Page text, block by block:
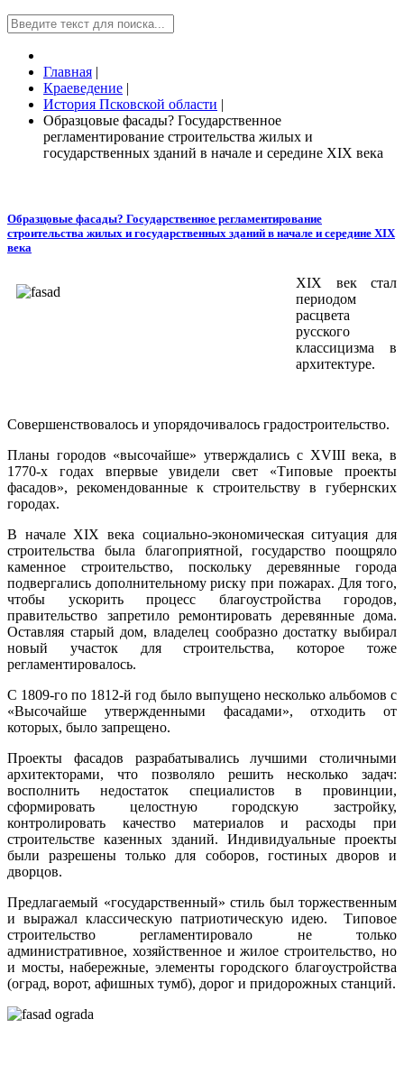
Главная |
Краеведение |
История Псковской области |
Образцовые фасады? Государственное
регламентирование строительства жилых и
государственных зданий в начале и середине XIX века
Образцовые фасады? Государственное регламентирование
строительства жилых и государственных зданий в начале и середине XIX
века
XIX век стал
периодом
расцвета
русского
классицизма в
архитектуре.
Совершенствовалось и упорядочивалось градостроительство.
Планы городов «высочайше» утверждались с XVIII века, в
1770-х годах впервые увидели свет «Типовые проекты
фасадов», рекомендованные к строительству в губернских
городах.
В начале XIX века социально-экономическая ситуация для
строительства была благоприятной, государство поощряло
каменное строительство, поскольку деревянные города
подвергались дополнительному риску при пожарах. Для того,
чтобы ускорить процесс благоустройства городов,
правительство запретило ремонтировать деревянные дома.
Оставляя старый дом, владелец сообразно достатку выбирал
новый участок для строительства, которое тоже
регламентировалось.
С 1809-го по 1812-й год было выпущено несколько альбомов с
«Высочайше утвержденными фасадами», отходить от
которых, было запрещено.
Проекты фасадов разрабатывались лучшими столичными
архитекторами, что позволяло решить несколько задач:
восполнить недостаток специалистов в провинции,
сформировать целостную городскую застройку,
контролировать качество материалов и расходы при
строительстве казенных зданий. Индивидуальные проекты
были разрешены только для соборов, гостиных дворов и
дворцов.
Предлагаемый «государственный» стиль был торжественным
и выражал классическую патриотическую идею. Типовое
строительство регламентировало не только
административное, хозяйственное и жилое строительство, но
и мосты, набережные, элементы городского благоустройства
(оград, ворот, афишных тумб), дорог и придорожных станций.